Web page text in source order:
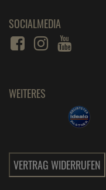
SOCIALMEDIA
WEITERES
VERTRAG WIDERRUFEN